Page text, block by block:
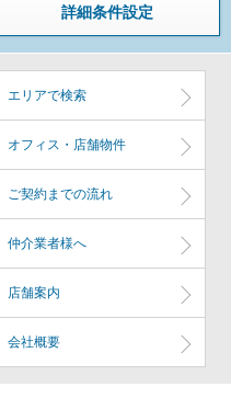
詳細条件設定
エリアで検索
オフィス・店舗物件
ご契約までの流れ
仲介業者様へ
店舗案内
会社概要